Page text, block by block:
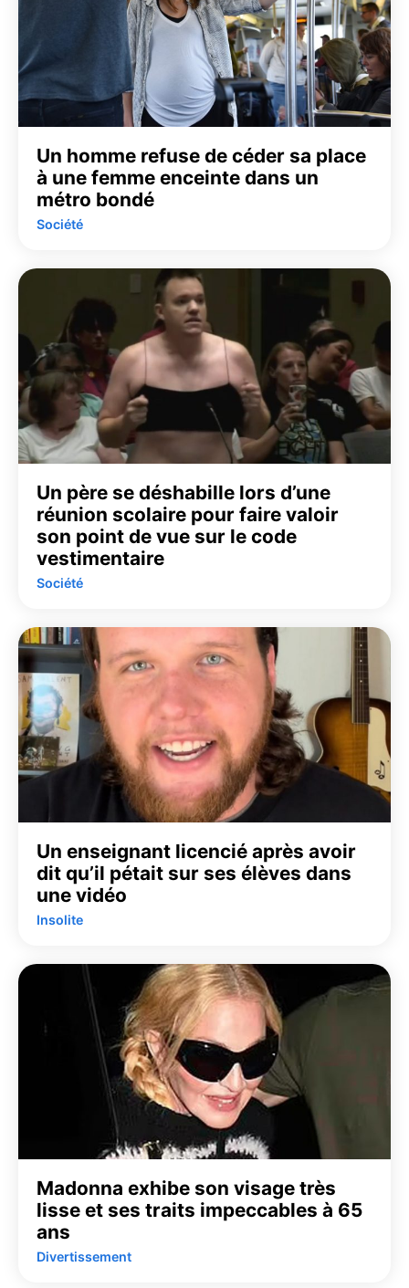
Un homme refuse de céder sa place
à une femme enceinte dans un
métro bondé
Société
Un père se déshabille lors d’une
réunion scolaire pour faire valoir
son point de vue sur le code
vestimentaire
Société
Un enseignant licencié après avoir
dit qu’il pétait sur ses élèves dans
une vidéo
Insolite
Madonna exhibe son visage très
lisse et ses traits impeccables à 65
ans
Divertissement